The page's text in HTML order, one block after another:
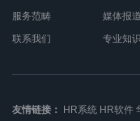
服务范畴
联系我们
媒体报道
专业知识
友情链接： HR系统 HR软件